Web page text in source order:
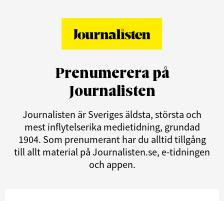
Prenumerera på
Journalisten
Journalisten är Sveriges äldsta, största och
mest inflytelserika medietidning, grundad
1904. Som prenumerant har du alltid tillgång
till allt material på Journalisten.se, e-tidningen
och appen.